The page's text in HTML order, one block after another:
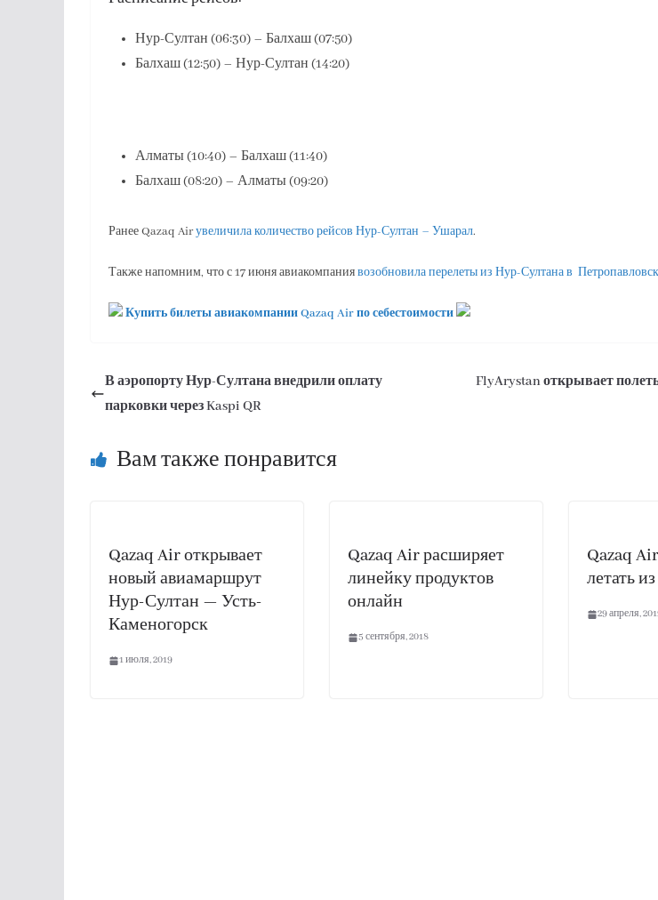
Нур-Султан (06:30) – Балхаш (07:50)
Балхаш (12:50) – Нур-Султан (14:20)
Алматы (10:40) – Балхаш (11:40)
Балхаш (08:20) – Алматы (09:20)
Ранее Qazaq Airувеличила количество рейсов Нур-Султан – Ушарал.
Также напомним, что с 17 июня авиакомпаниявозобновила перелеты из Нур-Султана в Петропавловск
Купить билеты авиакомпании Qazaq Air по себестоимости
В аэропорту Нур-Султана внедрили оплату
парковки через Kaspi QR
FlyArystan открывает
Вам также понравится
Qazaq Air открывает
новый авиамаршрут
Нур-Султан — Усть-
Каменогорск
1 июля, 2019
Qazaq Air расширяет
линейку продуктов
онлайн
5 сентября, 2018
Qazaq
летать
29 апреля,